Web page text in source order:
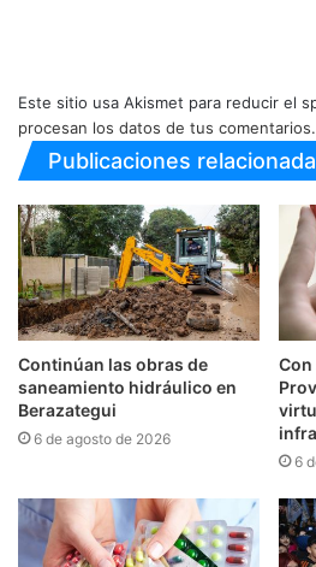
Este sitio usa Akismet para reducir el
procesan los datos de tus comentarios.
Publicaciones
Continúan las obras de
saneamiento hidráulico en
Berazategui
6 de agosto de 2026
Con
6